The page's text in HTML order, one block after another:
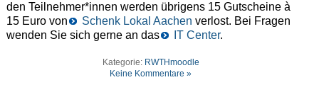
den Teilnehmer*innen werden übrigens 15 Gutscheine à
15 Euro von
Schenk Lokal Aachen verlost. Bei Fragen
wenden Sie sich gerne an das
IT Center.
Kategorie: RWTHmoodle
Keine Kommentare »